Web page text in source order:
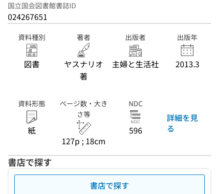
国立国会図書館書誌ID
024267651
資料種別
図書
著者
ヤスナリオ
著
出版者
主婦と生活社
出版年
2013.3
資料形態
紙
ページ数・大き
さ等
127p ; 18cm
NDC
596
詳細を見
る
書店で探す
書店で探す